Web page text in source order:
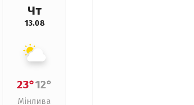
Чт
13.08
23°12°
Мінлива